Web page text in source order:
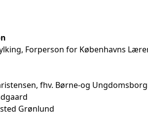
Forperson for Københavns
fhv. Børne-og
Grønlund